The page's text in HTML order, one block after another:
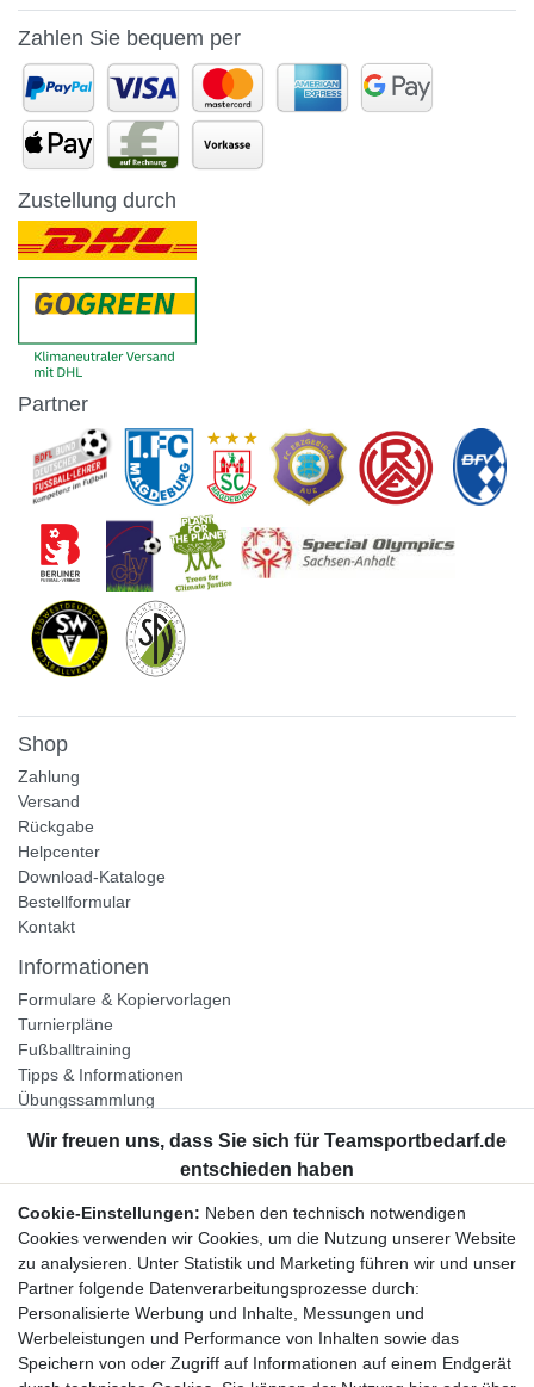
Zahlen Sie bequem per
Zustellung durch
Partner
Shop
Zahlung
Versand
Rückgabe
Helpcenter
Download-Kataloge
Bestellformular
Kontakt
Informationen
Formulare & Kopiervorlagen
Turnierpläne
Fußballtraining
Tipps & Informationen
Übungssammlung
Unternehmen
Widerrufsrecht
Bestellung widerrufen
Datenschutzerklärung
AGB
Impressum
Cookie-Einstellungen: Neben den technisch notwendigen
Cookies verwenden wir Cookies, um die Nutzung unserer Website
zu analysieren. Unter Statistik und Marketing führen wir und unser
Partner folgende Datenverarbeitungsprozesse durch:
Personalisierte Werbung und Inhalte, Messungen und
Werbeleistungen und Performance von Inhalten sowie das
Speichern von oder Zugriff auf Informationen auf einem Endgerät